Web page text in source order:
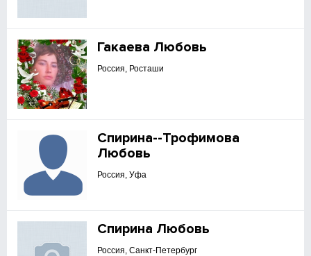
Гакаева Любовь
Россия, Росташи
Спирина--Трофимова
Любовь
Россия, Уфа
Спирина Любовь
Россия, Санкт-Петербург